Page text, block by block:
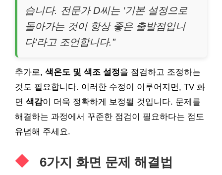
습니다. 전문가 D씨는 ‘기본 설정으로
돌아가는 것이 항상 좋은 출발점입니
다’라고 조언합니다.”
추가로, 색온도 및 색조 설정을 점검하고 조정하는
것도 필요합니다. 이러한 수정이 이루어지면, TV 화
면 색감이 더욱 정확하게 보정될 것입니다. 문제를
해결하는 과정에서 꾸준한 점검이 필요하다는 점도
유념해 주세요.
6가지 화면 문제 해결법